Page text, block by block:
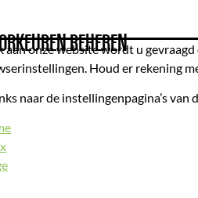
BEHEREN
aan onze website wordt u
Houd er rekening
naar de instellingenpagina’s